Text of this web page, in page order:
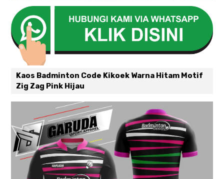
Kaos Badminton Code Kikoek Warna Hitam Motif
Zig Zag Pink Hijau